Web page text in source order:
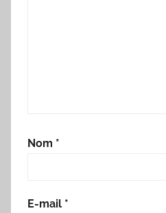
Nom *
E-mail *